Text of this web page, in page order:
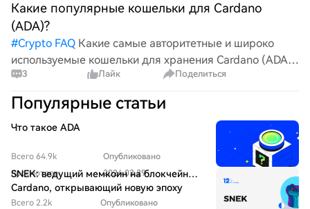
Какие популярные кошельки для Cardano
(ADA)?
#Crypto FAQ Какие самые авторитетные и широко
используемые кошельки для хранения Cardano (ADA)?
С учетом растущей популярности криптовалют, важно
определить безопасные и удобные варианты. Может
кто-то поделиться
3 Лайк Поделиться
Популярные статьи
Что такое ADA
Всего 64.9k
просмотров
Опубликовано
2024.03.29
SNEK: ведущий мемкоин на блокчейне
Cardano, открывающий новую эпоху
для экосистемы Cardano
Всего 2.2k
Опубликовано